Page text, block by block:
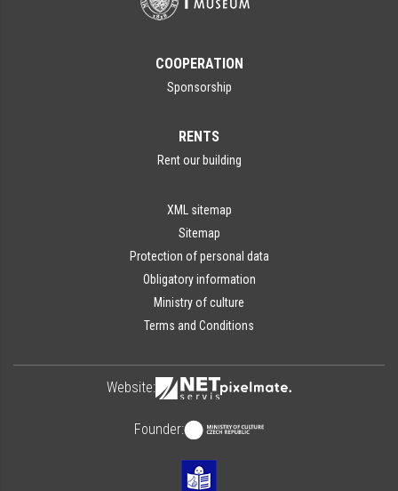
COOPERATION
Sponsorship
RENTS
Rent our building
XML sitemap
Sitemap
Protection of personal data
Obligatory information
Ministry of culture
Terms and Conditions
Website:
Founder: